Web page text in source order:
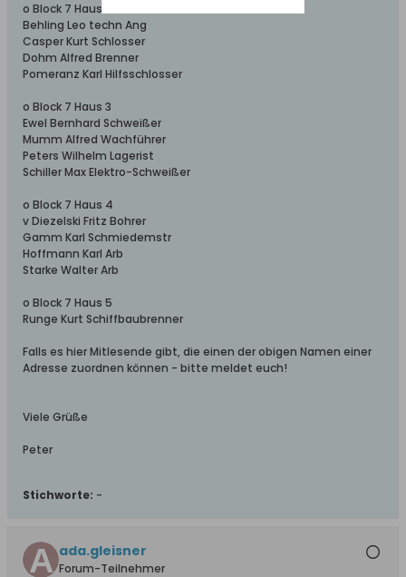
o Block 7 Haus 2
Behling Leo techn Ang
Casper Kurt Schlosser
Dohm Alfred Brenner
Pomeranz Karl Hilfsschlosser
o Block 7 Haus 3
Ewel Bernhard Schweißer
Mumm Alfred Wachführer
Peters Wilhelm Lagerist
Schiller Max Elektro-Schweißer
o Block 7 Haus 4
v Diezelski Fritz Bohrer
Gamm Karl Schmiedemstr
Hoffmann Karl Arb
Starke Walter Arb
o Block 7 Haus 5
Runge Kurt Schiffbaubrenner
Falls es hier Mitlesende gibt, die einen der obigen Namen einer
Adresse zuordnen können - bitte meldet euch!
Viele Grüße
Peter
Stichworte: -
ada.gleisner
Forum-Teilnehmer